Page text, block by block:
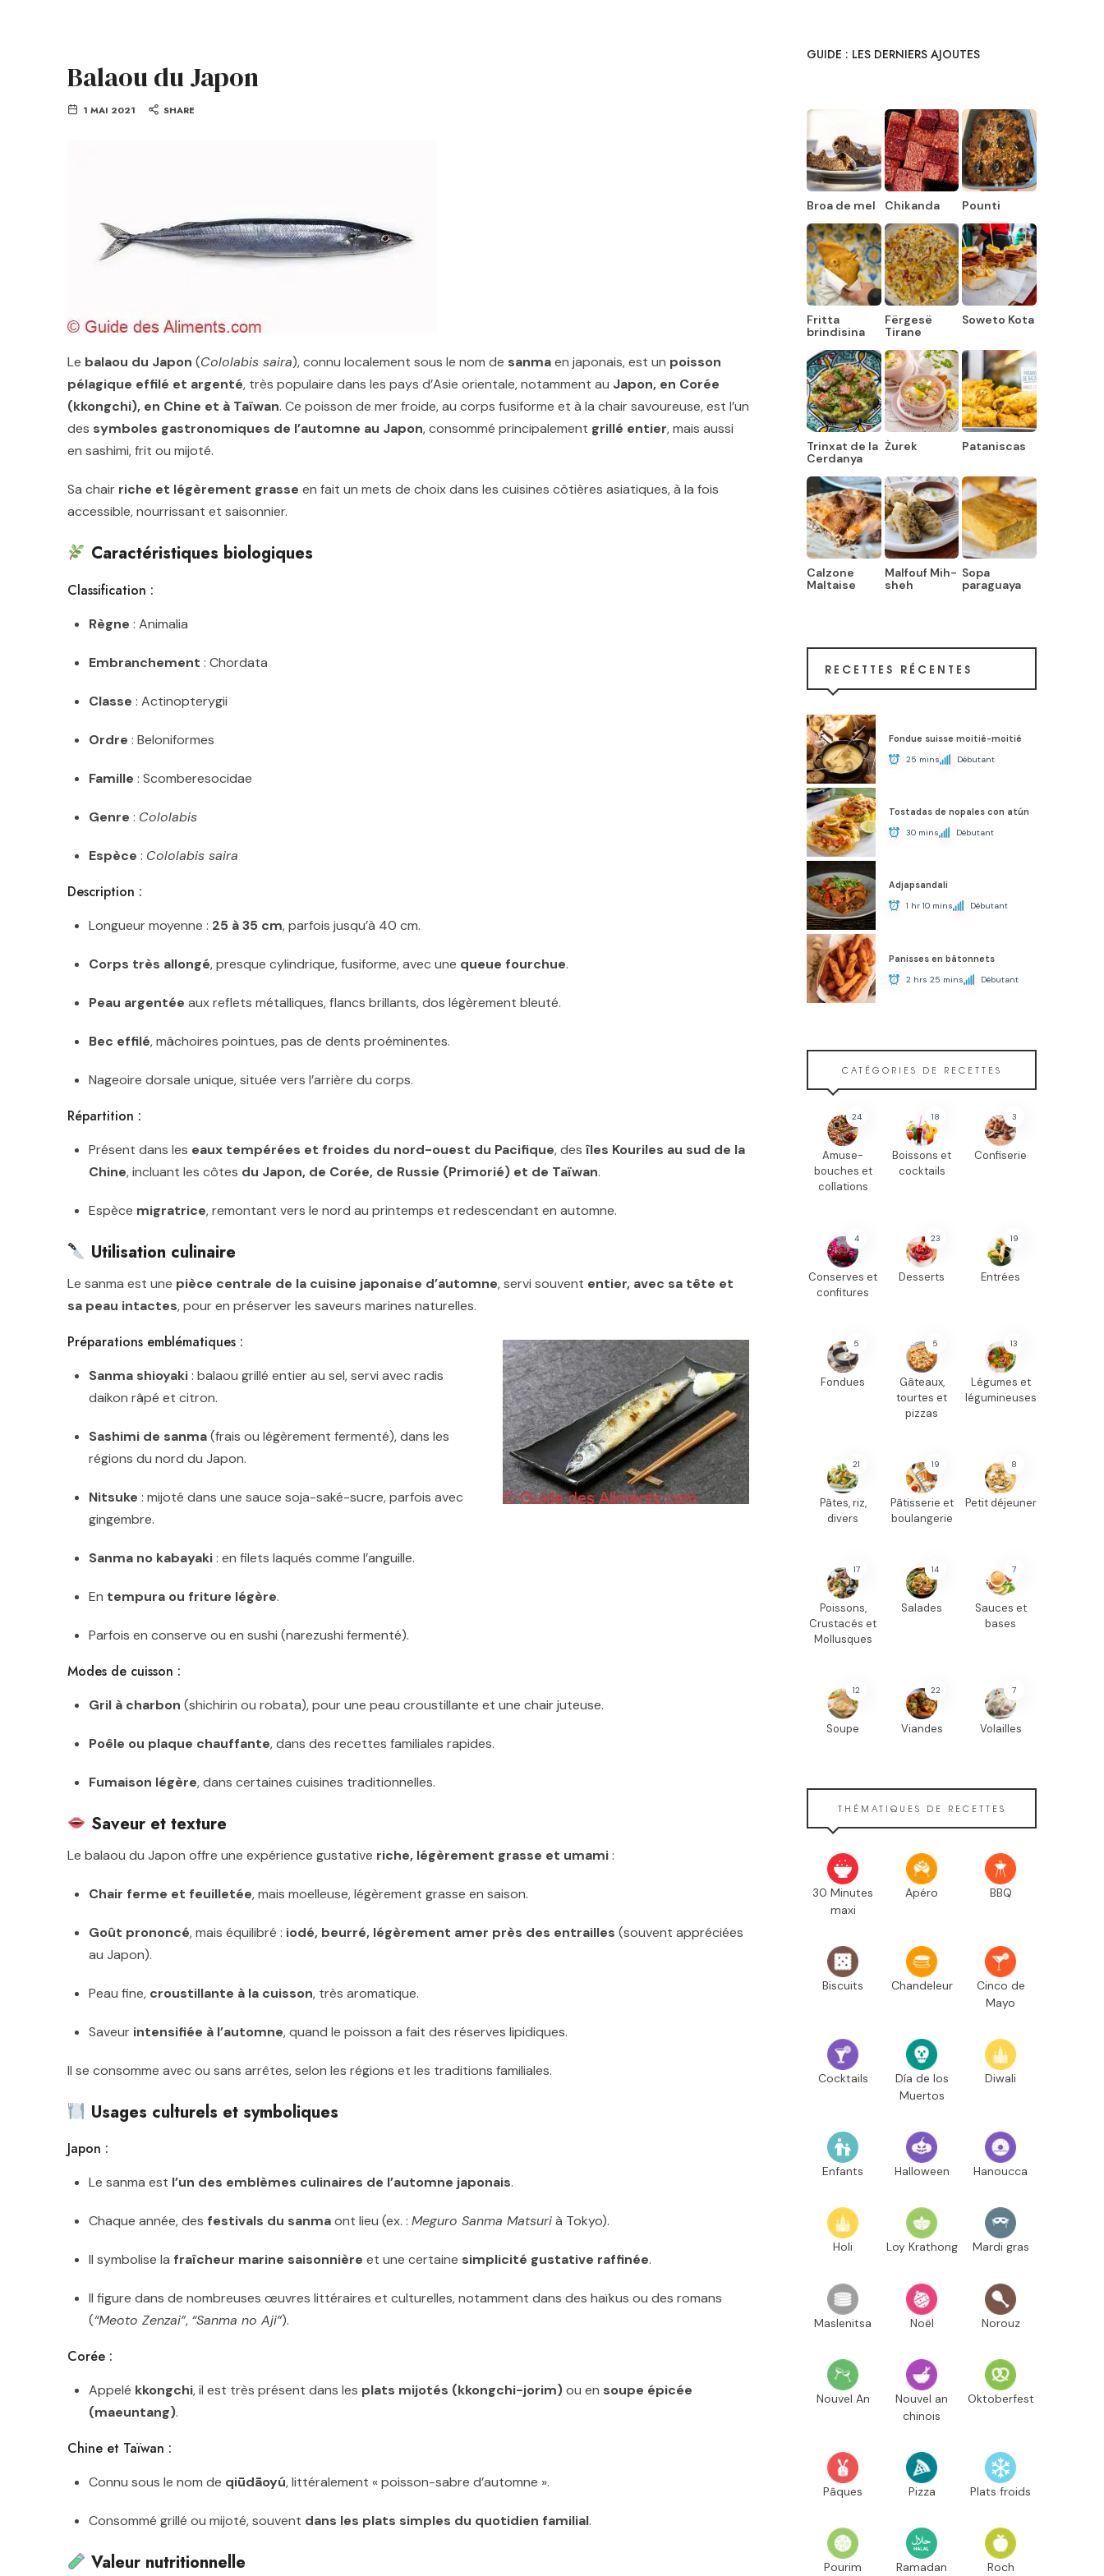
Balaou du Japon
1 MAI 2021 SHARE
Le balaou du Japon (Cololabis saira), connu localement sous le nom de sanmaen japonais, est un poisson
pélagique effilé et argenté, très populaire dans les pays d’Asie orientale, notamment au Japon, en Corée
(kkongchi), en Chine et à Taïwan. Ce poisson de mer froide, au corps fusiforme et à la chair savoureuse, est l’un
des symboles gastronomiques de l’automne au Japon, consommé principalement grillé entier, mais aussi
en sashimi, frit ou mijoté.
Sa chair riche et légèrement grasse en fait un mets de choix dans les cuisines côtières asiatiques, à la fois
accessible, nourrissant et saisonnier.
Caractéristiques biologiques
Classification :
Règne : Animalia
Embranchement : Chordata
Classe : Actinopterygii
Ordre : Beloniformes
Famille : Scomberesocidae
Genre : Cololabis
Espèce : Cololabis saira
Description :
Longueur moyenne : 25 à 35 cm, parfois jusqu’à 40 cm.
Corps très allongé, presque cylindrique, fusiforme, avec une queue fourchue.
Peau argentée aux reflets métalliques, flancs brillants, dos légèrement bleuté.
Bec effilé, mâchoires pointues, pas de dents proéminentes.
Nageoire dorsale unique, située vers l’arrière du corps.
Répartition :
Présent dans les eaux tempérées et froides du nord-ouest du Pacifique, des îles Kouriles au sud de la
Chine, incluant les côtes du Japon, de Corée, de Russie (Primorié) et de Taïwan.
Espèce migratrice, remontant vers le nord au printemps et redescendant en automne.
Utilisation culinaire
Le sanma est une pièce centrale de la cuisine japonaise d’automne, servi souvent entier, avec sa tête et
sa peau intactes, pour en préserver les saveurs marines naturelles.
Préparations emblématiques :
Sanma shioyaki: balaou grillé entier au sel, servi avec radis
daikon râpé et citron.
Sashimi de sanma(frais ou légèrement fermenté), dans les
régions du nord du Japon.
Nitsuke : mijoté dans une sauce soja-saké-sucre, parfois avec
gingembre.
Sanma no kabayaki: en filets laqués comme l’anguille.
En tempura ou friture légère.
Parfois en conserve ou en sushi (narezushi fermenté).
Modes de cuisson :
Gril à charbon (shichirin ou robata), pour une peau croustillante et une chair juteuse.
Poêle ou plaque chauffante, dans des recettes familiales rapides.
Fumaison légère, dans certaines cuisines traditionnelles.
Saveur et texture
Le balaou du Japon offre une expérience gustative riche, légèrement grasse et umami:
Chair ferme et feuilletée, mais moelleuse, légèrement grasse en saison.
Goût prononcé, mais équilibré : iodé, beurré, légèrement amer près des entrailles (souvent appréciées
au Japon).
Peau fine, croustillante à la cuisson, très aromatique.
Saveur intensifiée à l’automne, quand le poisson a fait des réserves lipidiques.
Il se consomme avec ou sans arrêtes, selon les régions et les traditions familiales.
Usages culturels et symboliques
Japon :
Le sanma est l’un des emblèmes culinaires de l’automne japonais.
Chaque année, des festivals du sanmaont lieu (ex. : Meguro Sanma Matsurià Tokyo).
Il symbolise la fraîcheur marine saisonnière et une certaine simplicité gustative raffinée.
Il figure dans de nombreuses œuvres littéraires et culturelles, notamment dans des haïkus ou des romans
(“Meoto Zenzai”, “Sanma no Aji”).
Corée :
Appelé kkongchi, il est très présent dans les plats mijotés (kkongchi-jorim)ou en soupe épicée
(maeuntang).
Chine et Taïwan :
Connu sous le nom de qiūdāoyú, littéralement « poisson-sabre d’automne ».
Consommé grillé ou mijoté, souvent dans les plats simples du quotidien familial.
Valeur nutritionnelle
GUIDE : LES DERNIERS AJOUTES
Broa de mel Chikanda Pounti
Fritta
brindisina
Fërgesë
Tirane
Soweto Kota
Trinxat de la
Cerdanya
Żurek Pataniscas
Calzone
Maltaise
Malfouf Mih-
sheh
Sopa
paraguaya
RECETTES RÉCENTES
Fondue suisse moitié-moitié
25 mins Débutant
Tostadas de nopales con atún
30 mins Débutant
Adjapsandali
1 hr 10 mins Débutant
Panisses en bâtonnets
2 hrs 25 mins Débutant
CATÉGORIES DE RECETTES
24
Amuse-
bouches et
collations
18
Boissons et
cocktails
3
Confiserie
4
Conserves et
confitures
23
Desserts
19
Entrées
5
Fondues
5
Gâteaux,
tourtes et
pizzas
13
Légumes et
légumineuses
21
Pâtes, riz,
divers
19
Pâtisserie et
boulangerie
8
Petit déjeuner
17
Poissons,
Crustacés et
Mollusques
14
Salades
7
Sauces et
bases
12
Soupe
22
Viandes
7
Volailles
THÉMATIQUES DE RECETTES
30 Minutes
maxi
Apéro BBQ
Biscuits Chandeleur
Cinco de
Mayo
Cocktails
Día de los
Muertos
Diwali
Enfants Halloween Hanoucca
Holi Loy Krathong Mardi gras
Maslenitsa Noël Norouz
Nouvel An
Nouvel an
chinois
Oktoberfest
Pâques Pizza Plats froids
Pourim Ramadan Roch